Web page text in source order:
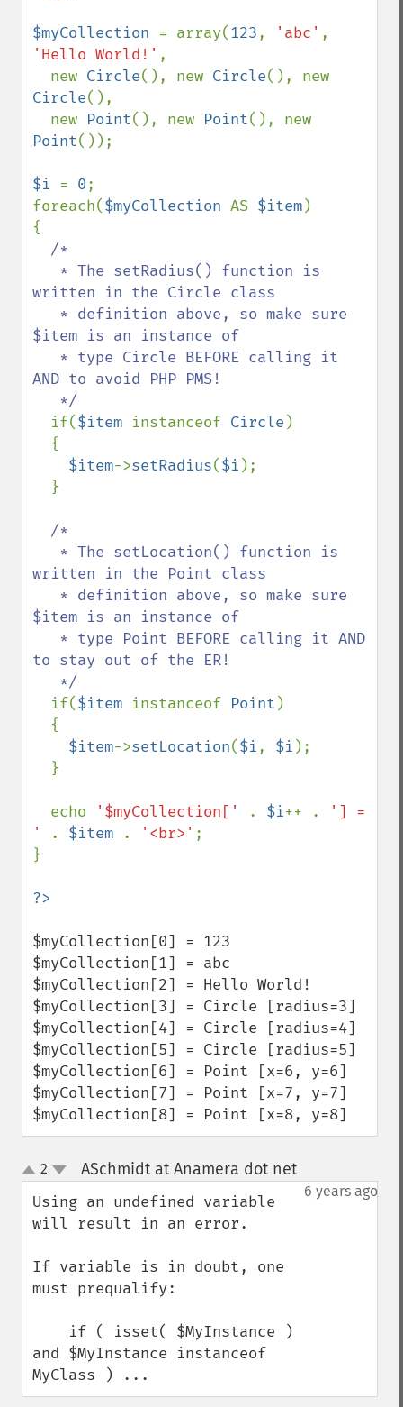
$myCollection = array(123, 'abc'
'Hello World!' ,
  new
Circle(), new Circle
Circle(),
  new
Point(), new Point
Point());
$i = 0;
foreach($myCollection AS $item)
{
/*
written in the Circle class
$item is an instance of
AND to avoid PHP PMS!
if($item instanceof Circle )
$item->setRadius($i );
/*
written in the Point class
$item is an instance of
to stay out of the ER!
if($item instanceof Point )
$item->setLocation($i, $i );
  echo
'$myCollection[' . $i++ .
'] =
'
. $item . '<br>' ;
}
$myCollection[0] = 123
$myCollection[1] = abc
$myCollection[2] = Hello World!
$myCollection[3] = Circle [radius=3]
$myCollection[4] = Circle [radius=4]
$myCollection[5] = Circle [radius=5]
$myCollection[6] = Point [x=6, y=6]
$myCollection[7] = Point [x=7, y=7]
$myCollection[8] = Point [x=8, y=8]
up
down
2 ASchmidt at Anamera dot net¶
6 years ago
Using an undefined variable
will result in an error.
If variable is in doubt, one
must prequalify:
and $MyInstance instanceof
MyClass ) ...